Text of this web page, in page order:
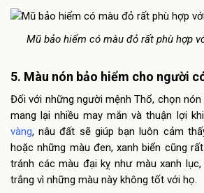
Mũ bảo hiểm có màu đỏ rất phù hợp
5. Màu nón bảo hiểm cho người
Đối với những người mệnh Thổ, chọn
mang lại nhiều may mắn và thuận lợi
vàng, nâu đất sẽ giúp bạn luôn cảm
hoặc những màu đen, xanh biển cũng
tránh các màu đại kỵ như màu xanh
trắng vì những màu này không tốt với họ.